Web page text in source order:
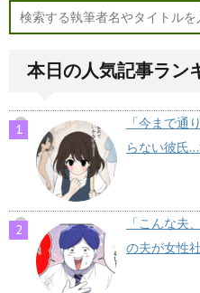
本日の人気記事ラン
「今まで通
らない彼氏
「こんな夫
の夫が女性